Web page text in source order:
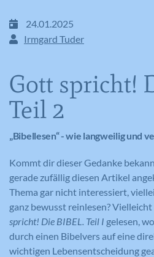
24.01.2025
Irmgard Tuder
Gott spricht!
Teil 2
„Bibellesen“ - wie langweilig und
Kommt dir dieser Gedanke
gerade zufällig diesen Artikel
Thema gar nicht interessiert,
ganz bewusst reinlesen?
spricht! Die BIBEL. Teil I gelesen,
durch einen Bibelvers auf eine
wichtigen Lebensentscheidung